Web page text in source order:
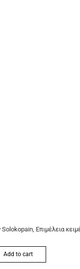
Επιμέλεια
Add to cart